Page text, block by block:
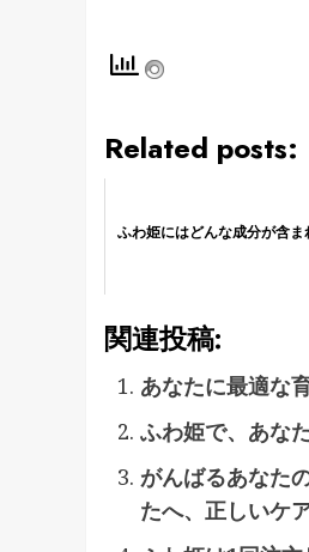
Related posts:
ふわ姫にはどんな成分が含ま
関連投稿:
あなたに最適な
ふわ姫で、あな
がんばるあなた
たへ、正しいケ